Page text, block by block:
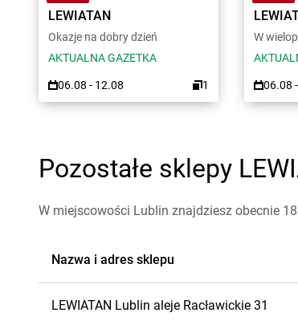
LEWIATAN
Okazje na dobry dzień
AKTUALNA GAZETKA
06.08 - 12.08 1
W
06.08
Pozostałe sklepy
W miejscowości Lublin znajdziesz obecnie 18
Nazwa i adres sklepu
LEWIATAN Lublin aleje Racławickie 31